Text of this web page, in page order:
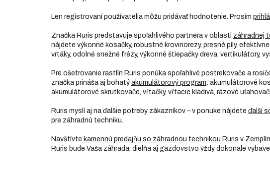
Len registrovaní používatelia môžu pridávať hodnotenie. Prosím
Značka Ruris predstavuje spoľahlivého partnera v oblasti záhradnej
nájdete výkonné kosačky, robustné krovinorezy, presné píly,
vrtáky, odolné snežné frézy, výkonné štiepačky dreva, vertikulátory,
Pre ošetrovanie rastlín Ruris ponúka spoľahlivé postrekovače a
značka prináša aj bohatý akumulátorový program: akumulátorové
akumulátorové skrutkovače, vŕtačky, vŕtacie kladivá, rázové
Ruris myslí aj na ďalšie potreby zákazníkov – v ponuke nájdete ďalší
pre záhradnú techniku.
Navštívte kamennú predajňu so záhradnou technikou Ruris v
Ruris bude Vaša záhrada, dielňa aj gazdovstvo vždy dokonale